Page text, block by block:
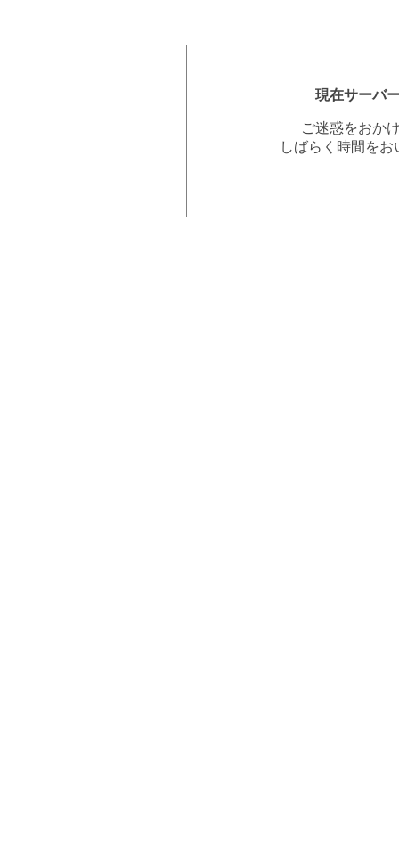
現在サーバ
ご迷惑をおか
しばらく時間を